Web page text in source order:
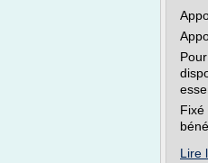
Fixé
Lire